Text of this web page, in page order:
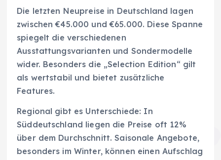
Die letzten Neupreise in Deutschland lagen
zwischen €45.000 und €65.000. Diese Spanne
spiegelt die verschiedenen
Ausstattungsvarianten und Sondermodelle
wider. Besonders die „Selection Edition“ gilt
als wertstabil und bietet zusätzliche
Features.
Regional gibt es Unterschiede: In
Süddeutschland liegen die Preise oft 12%
über dem Durchschnitt. Saisonale Angebote,
besonders im Winter, können einen Aufschlag